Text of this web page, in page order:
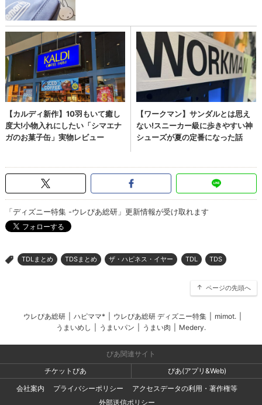
「ディズニー特集 -ウレぴあ総研」更新情報が受け取れます
> TDLまとめ TDSまとめ ザ・ハピネス・イヤー TDL TDS
ページの先頭へ
ウレぴあ総研 ハピママ* ウレぴあ総研 ディズニー特集 mimot.
うまいめし
うまいパン うまい肉 Medery.
ぴあ関連サイト
チケットぴあ
ぴあ(アプリ&Web)
会社案内
プライバシーポリシー
アクセスデータの利用・著作権等
外部送信ポリシー